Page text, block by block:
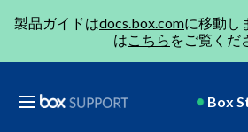
製品ガイドはdocs.box.comに移動し
はこちら をご覧くだ
Box